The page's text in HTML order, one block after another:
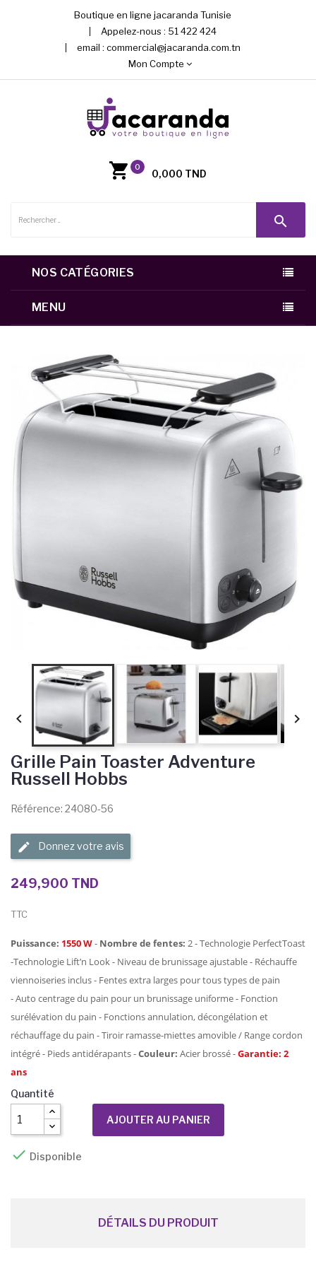
Boutique en ligne jacaranda Tunisie
Appelez-nous : 51 422 424
email : commercial@jacaranda.com.tn
Mon Compte
0
0,000 TND
search
NOS CATÉGORIES
MENU
 
Grille Pain Toaster Adventure
Russell Hobbs
Référence: 24080-56
Donnez votre avis
249,900 TND
TTC
Puissance: 1550 W- Nombre de fentes: 2 - Technologie PerfectToast
-Technologie Lift’n Look - Niveau de brunissage ajustable - Réchauffe
viennoiseries inclus - Fentes extra larges pour tous types de pain
- Auto centrage du pain pour un brunissage uniforme - Fonction
surélévation du pain - Fonctions annulation, décongélation et
réchauffage du pain - Tiroir ramasse-miettes amovible / Range cordon
intégré - Pieds antidérapants -Couleur: Acier brossé -Garantie: 2
ans
Quantité
AJOUTER AU PANIER
 Disponible
DÉTAILS DU PRODUIT